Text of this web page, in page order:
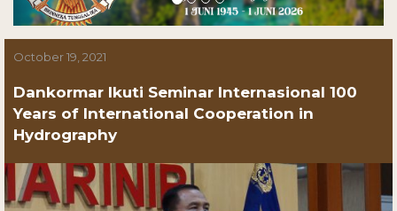
October 19, 2021
Dankormar Ikuti Seminar Internasional 100
Years of International Cooperation in
Hydrography